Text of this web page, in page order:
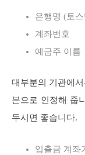
은행명 (토
계좌번호
예금주 이름
대부분의 기관에
본으로 인정해 줍
두시면 좋습니다.
입출금 계좌